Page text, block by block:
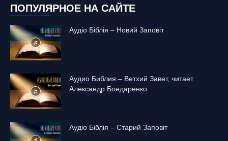
ПОПУЛЯРНОЕ НА САЙТЕ
Аудіо Біблія – Новий Заповіт
Аудио Библия – Ветхий Завет, читает
Александр Бондаренко
Аудіо Біблія – Старий Заповіт